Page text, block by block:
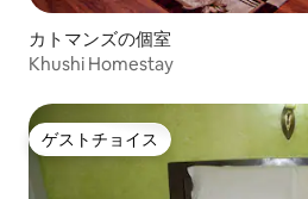
カトマンズの個室
Khushi Homestay
ゲストチョイス
ゲストチョイス